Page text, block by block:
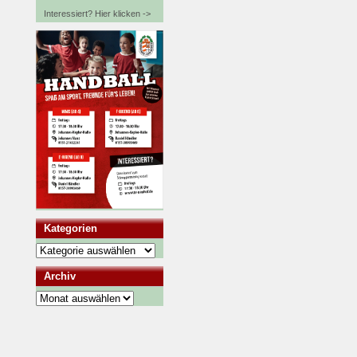
Interessiert? Hier klicken ->
Kategorien
Kategorien
Archiv
Archiv